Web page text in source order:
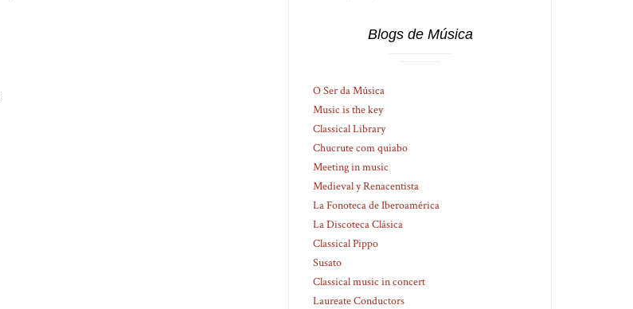
Blogs de Música
O Ser da Música
Music is the key
Classical Library
Chucrute com quiabo
Meeting in music
Medieval y Renacentista
La Fonoteca de Iberoamérica
La Discoteca Clásica
Classical Pippo
Susato
Classical music in concert
Laureate Conductors